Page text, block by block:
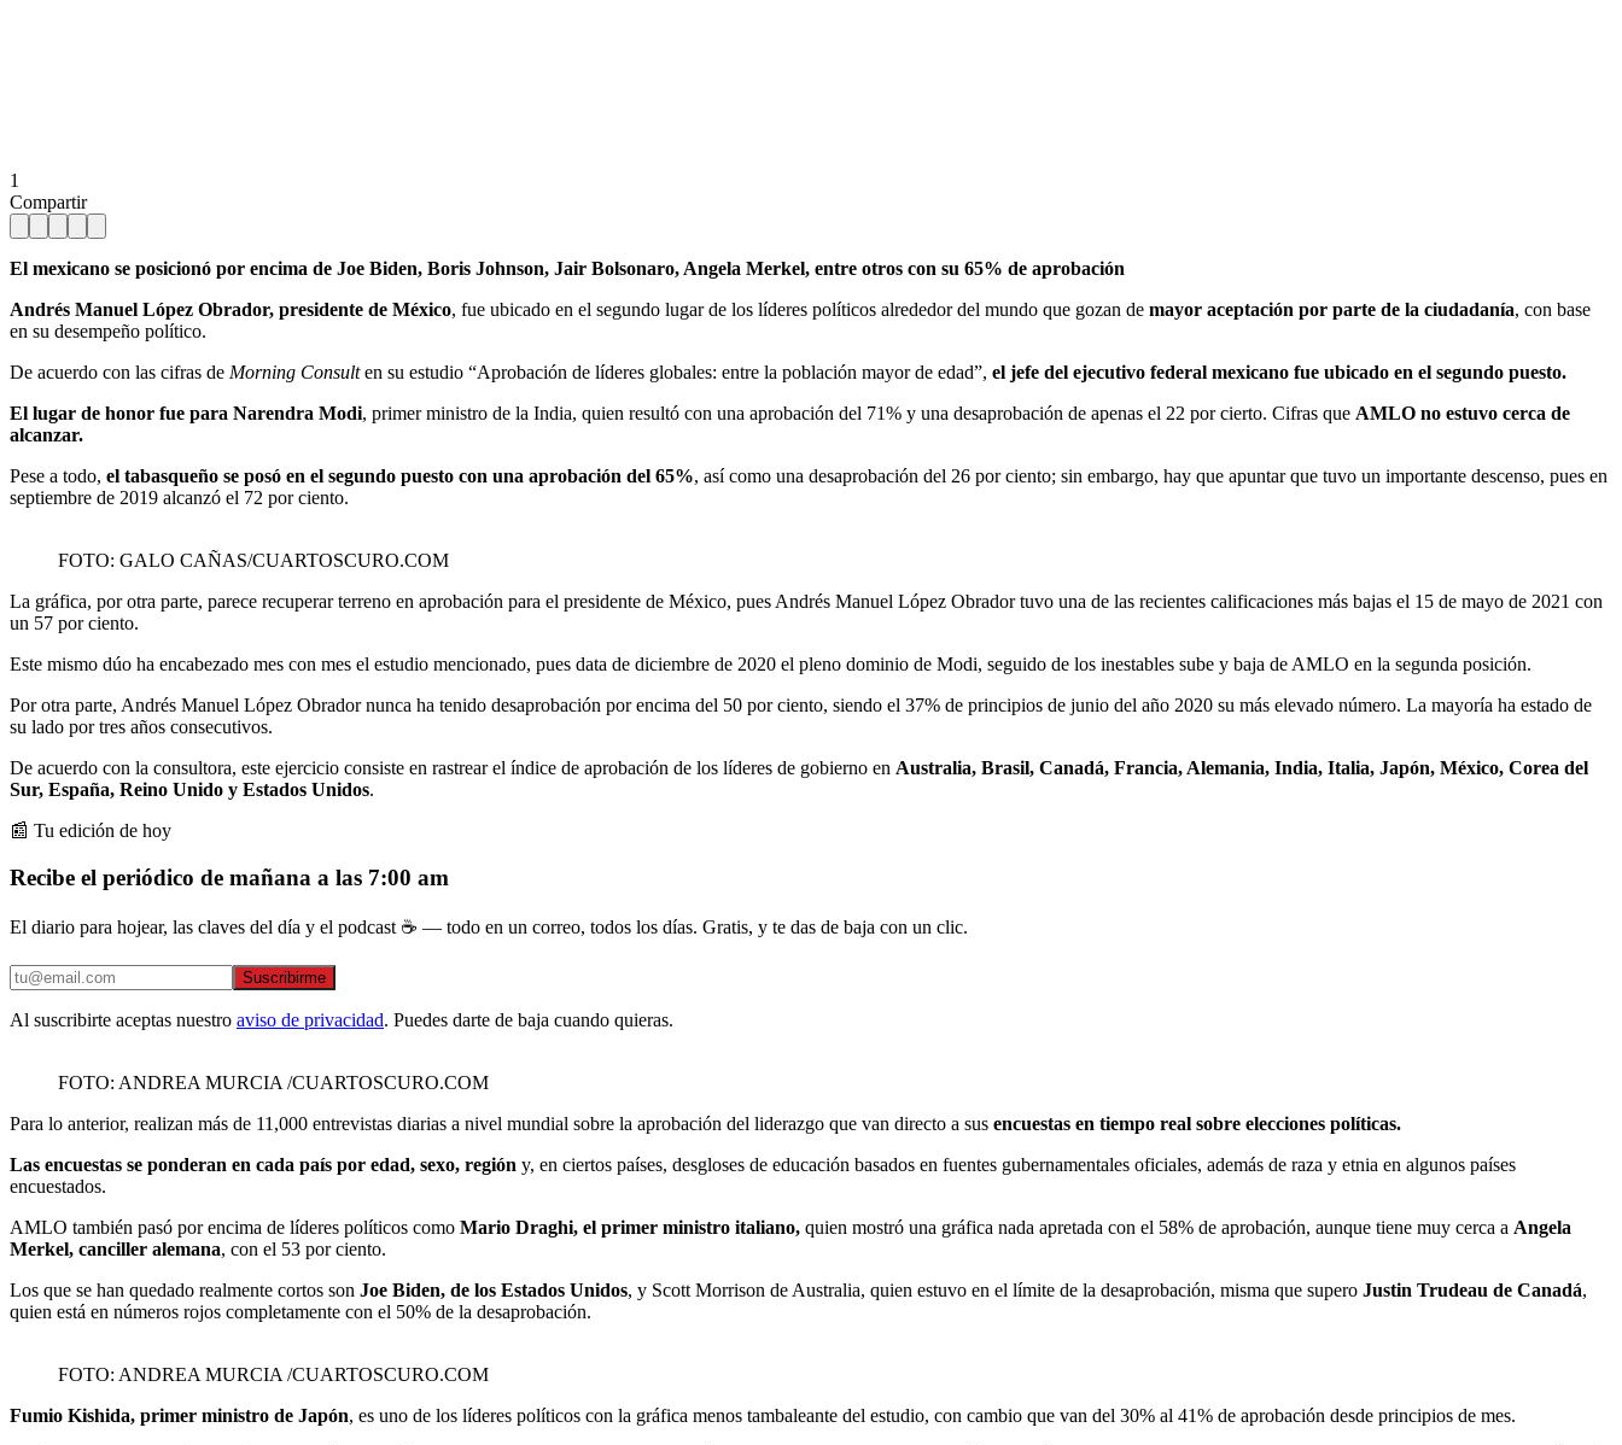
1
Compartir
El mexicano se posicionó por encima de Joe Biden, Boris Johnson, Jair Bolsonaro, Angela Merkel, entre otros con su 65% de aprobación
Andrés Manuel López Obrador, presidente de México, fue ubicado en el segundo lugar de los líderes políticos alrededor del mundo que gozan de mayor aceptación por parte de la ciudadanía, con base
en su desempeño político.
De acuerdo con las cifras de Morning Consulten su estudio “Aprobación de líderes globales: entre la población mayor de edad”, el jefe del ejecutivo federal mexicano fue ubicado en el segundo puesto.
El lugar de honor fue para Narendra Modi, primer ministro de la India, quien resultó con una aprobación del 71% y una desaprobación de apenas el 22 por cierto. Cifras que AMLO no estuvo cerca de
alcanzar.
Pese a todo, el tabasqueño se posó en el segundo puesto con una aprobación del 65%, así como una desaprobación del 26 por ciento; sin embargo, hay que apuntar que tuvo un importante descenso, pues en
septiembre de 2019 alcanzó el 72 por ciento.
FOTO: GALO CAÑAS/CUARTOSCURO.COM
La gráfica, por otra parte, parece recuperar terreno en aprobación para el presidente de México, pues Andrés Manuel López Obrador tuvo una de las recientes calificaciones más bajas el 15 de mayo de 2021 con
un 57 por ciento.
Este mismo dúo ha encabezado mes con mes el estudio mencionado, pues data de diciembre de 2020 el pleno dominio de Modi, seguido de los inestables sube y baja de AMLO en la segunda posición.
Por otra parte, Andrés Manuel López Obrador nunca ha tenido desaprobación por encima del 50 por ciento, siendo el 37% de principios de junio del año 2020 su más elevado número. La mayoría ha estado de
su lado por tres años consecutivos.
De acuerdo con la consultora, este ejercicio consiste en rastrear el índice de aprobación de los líderes de gobierno en Australia, Brasil, Canadá, Francia, Alemania, India, Italia, Japón, México, Corea del
Sur, España, Reino Unido y Estados Unidos.
📰 Tu edición de hoy
Recibe el periódico de mañana a las 7:00 am
El diario para hojear, las claves del día y el podcast ☕ — todo en un correo, todos los días. Gratis, y te das de baja con un clic.
Suscribirme
Al suscribirte aceptas nuestro aviso de privacidad. Puedes darte de baja cuando quieras.
FOTO: ANDREA MURCIA /CUARTOSCURO.COM
Para lo anterior, realizan más de 11,000 entrevistas diarias a nivel mundial sobre la aprobación del liderazgo que van directo a sus encuestas en tiempo real sobre elecciones políticas.
Las encuestas se ponderan en cada país por edad, sexo, región y, en ciertos países, desgloses de educación basados en fuentes gubernamentales oficiales, además de raza y etnia en algunos países
encuestados.
AMLO también pasó por encima de líderes políticos como Mario Draghi, el primer ministro italiano, quien mostró una gráfica nada apretada con el 58% de aprobación, aunque tiene muy cerca a Angela
Merkel, canciller alemana, con el 53 por ciento.
Los que se han quedado realmente cortos son Joe Biden, de los Estados Unidos, y Scott Morrison de Australia, quien estuvo en el límite de la desaprobación, misma que supero Justin Trudeau de Canadá,
quien está en números rojos completamente con el 50% de la desaprobación.
FOTO: ANDREA MURCIA /CUARTOSCURO.COM
Fumio Kishida, primer ministro de Japón, es uno de los líderes políticos con la gráfica menos tambaleante del estudio, con cambio que van del 30% al 41% de aprobación desde principios de mes.